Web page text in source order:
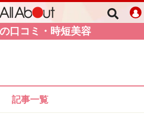
口コミ・時短美容
記事一覧